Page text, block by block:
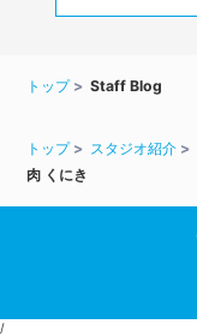
トップ Staff Blog
トップ スタジオ紹介
肉 くにき
/